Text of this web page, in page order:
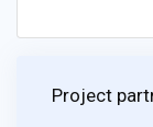
Project